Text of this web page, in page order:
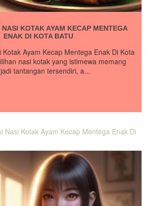
KOTAK AYAM KECAP MENTEGA
ENAK DI KOTA BATU
Kotak Ayam Kecap Mentega Enak Di Kota
nasi kotak yang istimewa memang
tantangan tersendiri, a...
Nasi Kotak Ayam Kecap Mentega Enak Di